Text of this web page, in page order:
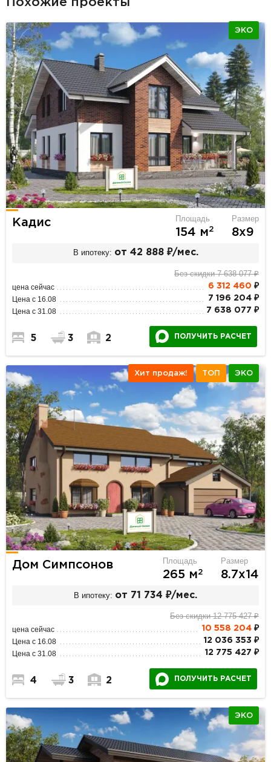
Похожие проекты
ЭКО
Кадис Площадь
154 м2
Размер
8х9
В ипотеку: от 42 888 ₽/мес.
Без скидки 7 638 077 ₽
цена сейчас 6 312 460 ₽
Цена с 16.08 7 196 204 ₽
Цена с 31.08 7 638 077 ₽
5 3 2 ПОЛУЧИТЬ РАСЧЕТ
Хит продаж! ТОП ЭКО
Дом Симпсонов Площадь
265 м2
Размер
8.7х14
В ипотеку: от 71 734 ₽/мес.
Без скидки 12 775 427 ₽
цена сейчас 10 558 204₽
Цена с 16.08 12 036 353 ₽
Цена с 31.08 12 775 427 ₽
4 3 2 ПОЛУЧИТЬ РАСЧЕТ
ЭКО